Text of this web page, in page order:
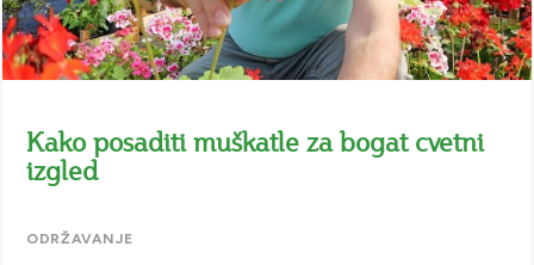
Kako posaditi muškatle za bogat cvetni
izgled
ODRŽAVANJE